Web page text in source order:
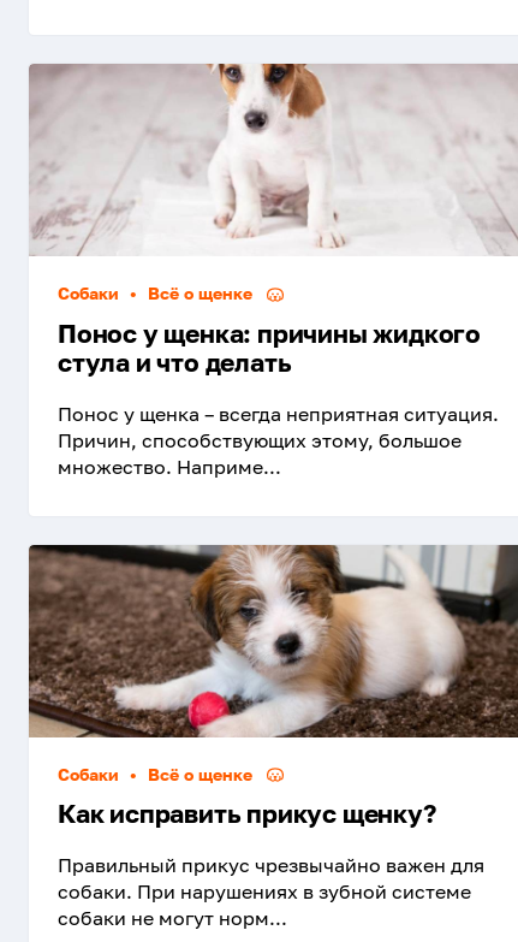
Собаки • Всё о щенке
Понос у щенка: причины жидкого
стула и что делать
Понос у щенка – всегда неприятная ситуация.
Причин, способствующих этому, большое
множество. Наприме...
Собаки • Всё о щенке
Как исправить прикус щенку?
Правильный прикус чрезвычайно важен для
собаки. При нарушениях в зубной системе
собаки не могут норм...